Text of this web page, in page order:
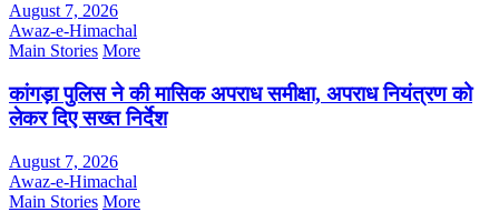
August 7, 2026
Awaz-e-Himachal
Main Stories More
कांगड़ा पुलिस ने की मासिक अपराध समीक्षा, अपराध नियंत्रण को
लेकर दिए सख्त निर्देश
August 7, 2026
Awaz-e-Himachal
Main Stories More